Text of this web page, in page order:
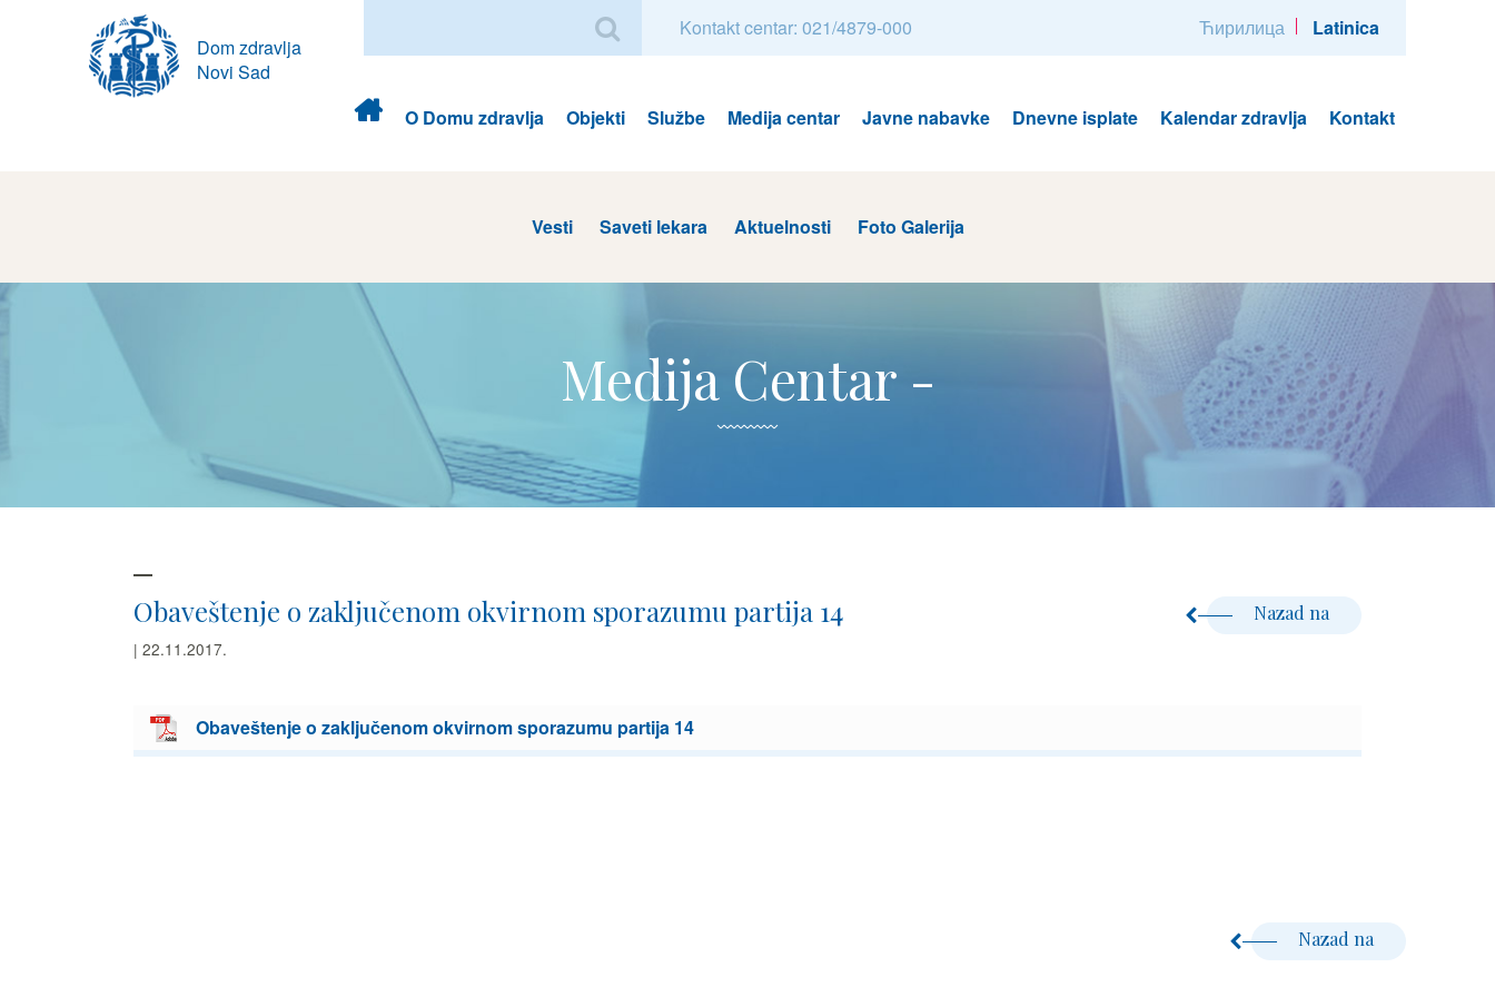
Dom zdravlja
Novi Sad
Kontakt centar: 021/4879-000 Ћирилица Latinica
Dom
zdravlja
O Domu zdravlja Objekti Službe Medija centar Javne nabavke Dnevne isplate Kalendar zdravlja Kontakt
Vesti Saveti lekara Aktuelnosti Foto Galerija
Medija Centar -
Obaveštenje o zaključenom okvirnom sporazumu partija 14
| 22.11.2017.
Nazad na
Obaveštenje o zaključenom okvirnom sporazumu partija 14
Nazad na